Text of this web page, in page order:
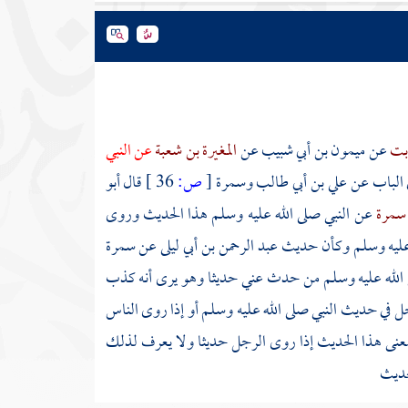
عنميمون بن أبي شبيبعنالمغيرة بن شعبةعن النبي
الباب عن علي بن أبي طالب وسمرة[ص:
قال أبو
سمرةعن النبي صلى الله عليه وسلم هذا الحديث وروى
وسلم وكأن حديثعبد الرحمن بن أبي ليلىعنسمرة
عليه وسلم من حدث عني حديثا وهو يرى أنه كذب
حديث النبي صلى الله عليه وسلم أو إذا روى الناس
هذا الحديث إذا روى الرجل حديثا ولا يعرف لذلك